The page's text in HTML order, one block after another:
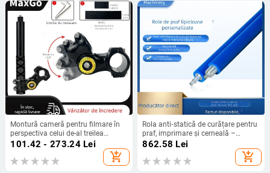
Montură cameră pentru filmare în
perspectiva celui de-al treilea
personaj pe motocicletă/bicicletă –
aliaj de aluminiu; mâner selfie
GoPro și Insta360 X3
101.42 - 273.24Lei
add_shopping_cart
Rola anti‑statică de curățare pentru
praf, imprimare și cerneală –
cilindru din cauciuc cu rotație
862.58 Lei
add_shopping_cart